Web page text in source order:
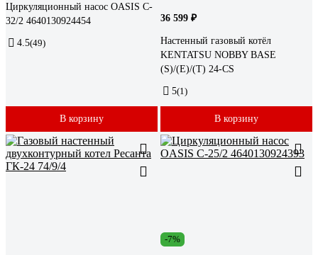
Циркуляционный насос OASIS C-
32/2 4640130924454
4.5(49)
В корзину
36 599 ₽
Настенный газовый котёл
KENTATSU NOBBY BASE
(S)/(E)/(T) 24-CS
5(1)
В корзину
-7%